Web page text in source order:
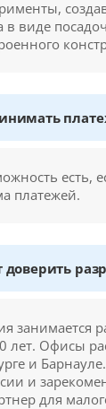
в виде
есть,
платежей.
занимается
лет. Офисы
и
и
для